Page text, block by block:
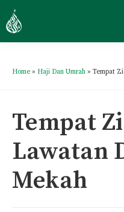
Skip
to
content
Home » Haji Dan Umrah » Tempat
Tempat
Lawatan
Mekah